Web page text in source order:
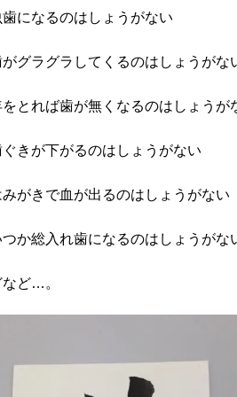
歯になるのはしょうがない
がグラグラしてくるのはしょうがな
をとれば歯が無くなるのはしょうが
ぐきが下がるのはしょうがない
みがきで血が出るのはしょうがない
つか総入れ歯になるのはしょうがな
ど…。